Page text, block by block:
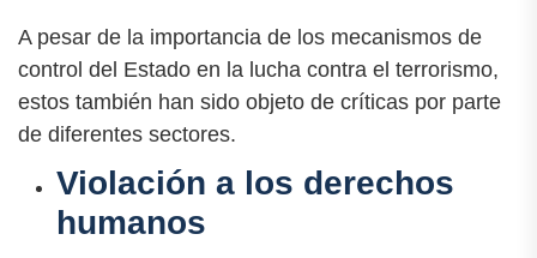
A pesar de la importancia de los mecanismos de
control del Estado en la lucha contra el terrorismo,
estos también han sido objeto de críticas por parte
de diferentes sectores.
Violación a los derechos
humanos